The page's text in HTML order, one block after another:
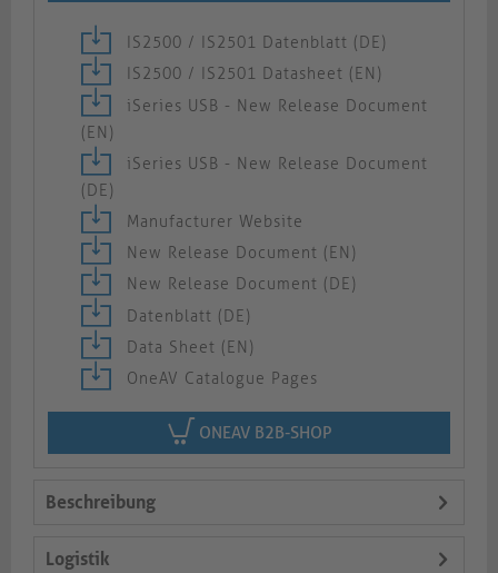
IS2500 / IS2501 Datenblatt (DE)
IS2500 / IS2501 Datasheet (EN)
iSeries USB - New Release Document
(EN)
iSeries USB - New Release Document
(DE)
Manufacturer Website
New Release Document (EN)
New Release Document (DE)
Datenblatt (DE)
Data Sheet (EN)
OneAV Catalogue Pages
ONEAV B2B-SHOP
Beschreibung
Logistik